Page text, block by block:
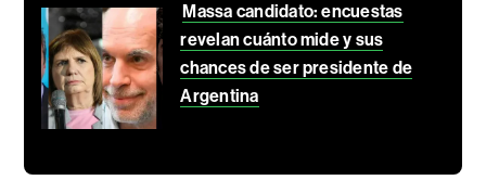
Massa candidato: encuestas
revelan cuánto mide y sus
chances de ser presidente de
Argentina